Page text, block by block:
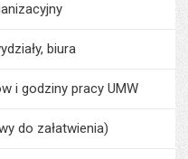
biura
i godziny pracy UMW
do załatwienia)